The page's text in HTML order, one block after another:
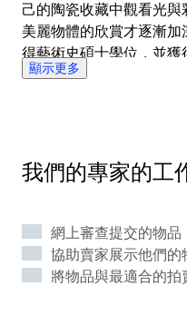
己的陶瓷收藏中觀看光
美麗物體的欣賞才逐漸
得藝術史碩士學位，並獲得了
上了她可以利用自己的藝
了濃厚的興趣。 Sophie精通阿拉伯語，英語，法語和德
語，並於2021年加入
保買賣雙方在Catawiki上
顯示更多
我們的專家的工
網上審查提交的物品
協助賣家展示他們的
將物品與最適合的拍